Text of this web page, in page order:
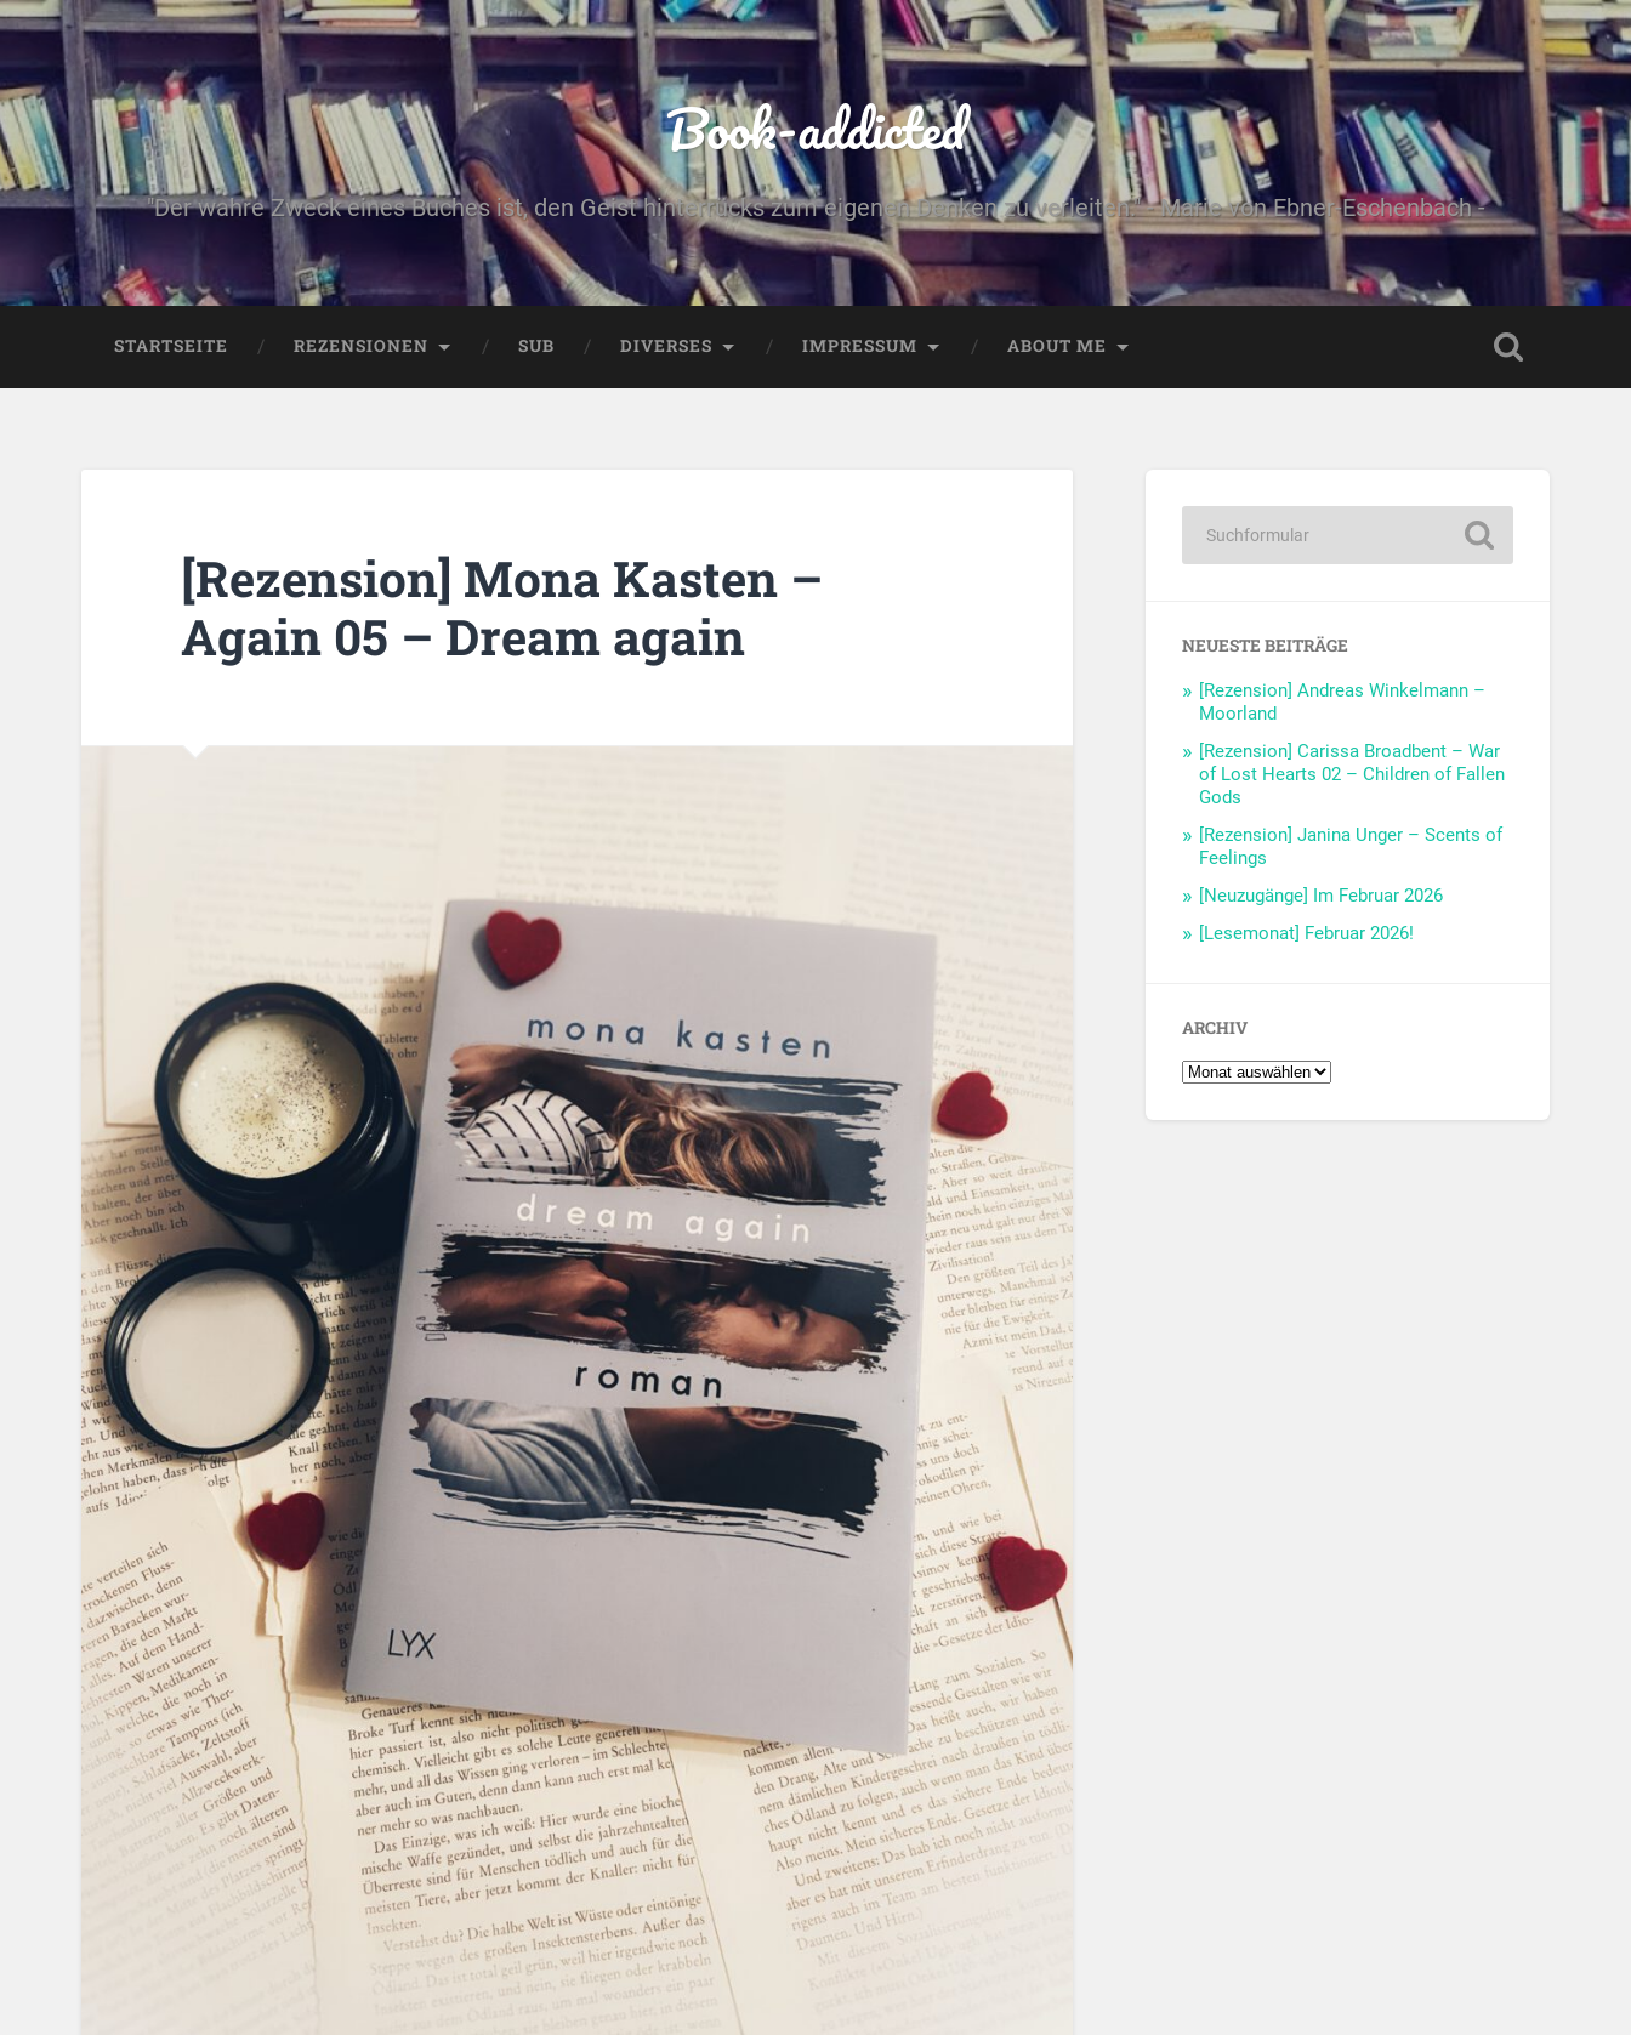
Book-addicted
"Der wahre Zweck eines Buches ist, den Geist hinterrücks zum eigenen Denken zu verleiten." - Marie von Ebner-Eschenbach -
STARTSEITE REZENSIONEN SUB DIVERSES IMPRESSUM ABOUT ME
[Rezension] Mona Kasten –
Again 05 – Dream again
NEUESTE BEITRÄGE
[Rezension] Andreas Winkelmann –
Moorland
[Rezension] Carissa Broadbent – War
of Lost Hearts 02 – Children of Fallen
Gods
[Rezension] Janina Unger – Scents of
Feelings
[Neuzugänge] Im Februar 2026
[Lesemonat] Februar 2026!
ARCHIV